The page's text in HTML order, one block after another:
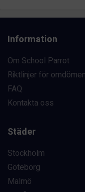
Information
Om School Parrot
Riktlinjer för omdömen
FAQ
Kontakta oss
Städer
Stockholm
Göteborg
Malmö